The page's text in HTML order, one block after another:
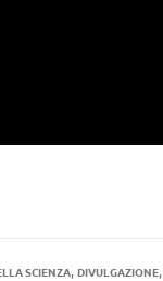
SCIENZA, DIVULGAZIONE,